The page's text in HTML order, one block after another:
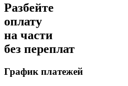
Разбейте
оплату
на части
без переплат
График платежей